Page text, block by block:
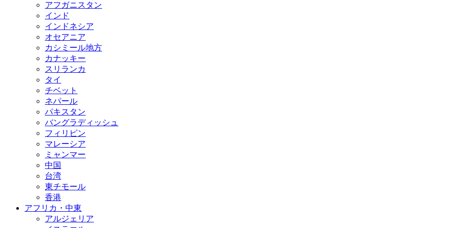
アフガニスタン
インド
インドネシア
オセアニア
カシミール地方
カナッキー
スリランカ
タイ
チベット
ネパール
パキスタン
バングラディッシュ
フィリピン
マレーシア
ミャンマー
中国
台湾
東チモール
香港
アフリカ・中東
アルジェリア